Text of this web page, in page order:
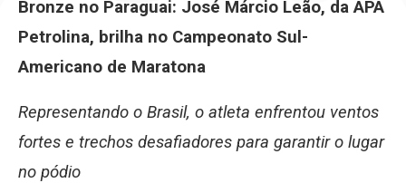
Bronze no Paraguai: José Márcio Leão, da APA
Petrolina, brilha no Campeonato Sul-
Americano de Maratona
Representando o Brasil, o atleta enfrentou ventos
fortes e trechos desafiadores para garantir o lugar
no pódio